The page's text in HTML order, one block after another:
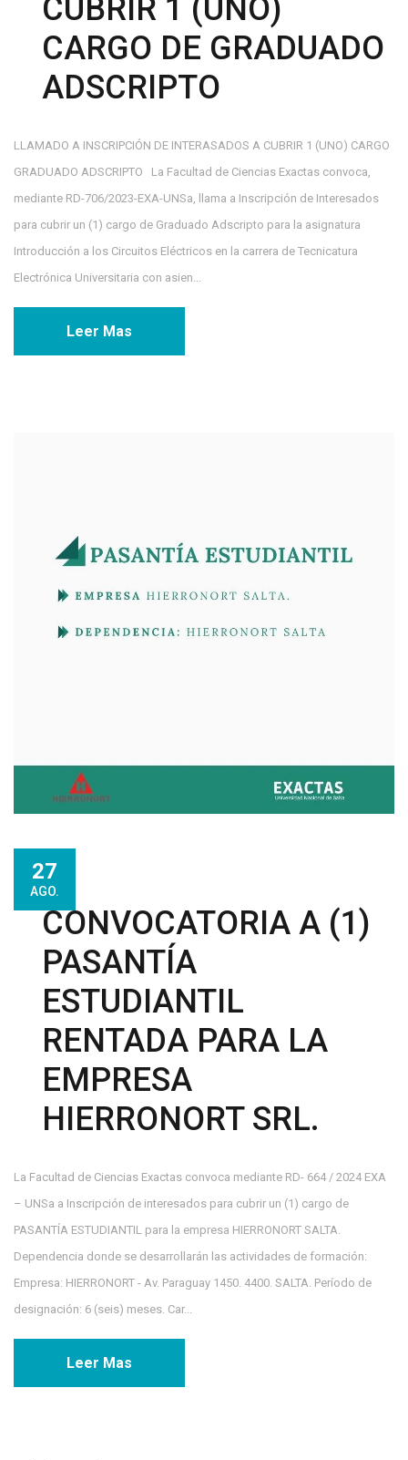
CUBRIR 1 (UNO)
CARGO DE GRADUADO
ADSCRIPTO
LLAMADO A INSCRIPCIÓN DE INTERASADOS A CUBRIR 1 (UNO) CARGO
GRADUADO ADSCRIPTO La Facultad de Ciencias Exactas convoca,
mediante RD-706/2023-EXA-UNSa, llama a Inscripción de Interesados
para cubrir un (1) cargo de Graduado Adscripto para la asignatura
Introducción a los Circuitos Eléctricos en la carrera de Tecnicatura
Electrónica Universitaria con asien...
Leer Mas
27
AGO.
CONVOCATORIA A (1)
PASANTÍA
ESTUDIANTIL
RENTADA PARA LA
EMPRESA
HIERRONORT SRL.
La Facultad de Ciencias Exactas convoca mediante RD- 664 / 2024 EXA
– UNSa a Inscripción de interesados para cubrir un (1) cargo de
PASANTÍA ESTUDIANTIL para la empresa HIERRONORT SALTA.
Dependencia donde se desarrollarán las actividades de formación:
Empresa: HIERRONORT - Av. Paraguay 1450. 4400. SALTA. Período de
designación: 6 (seis) meses. Car...
Leer Mas